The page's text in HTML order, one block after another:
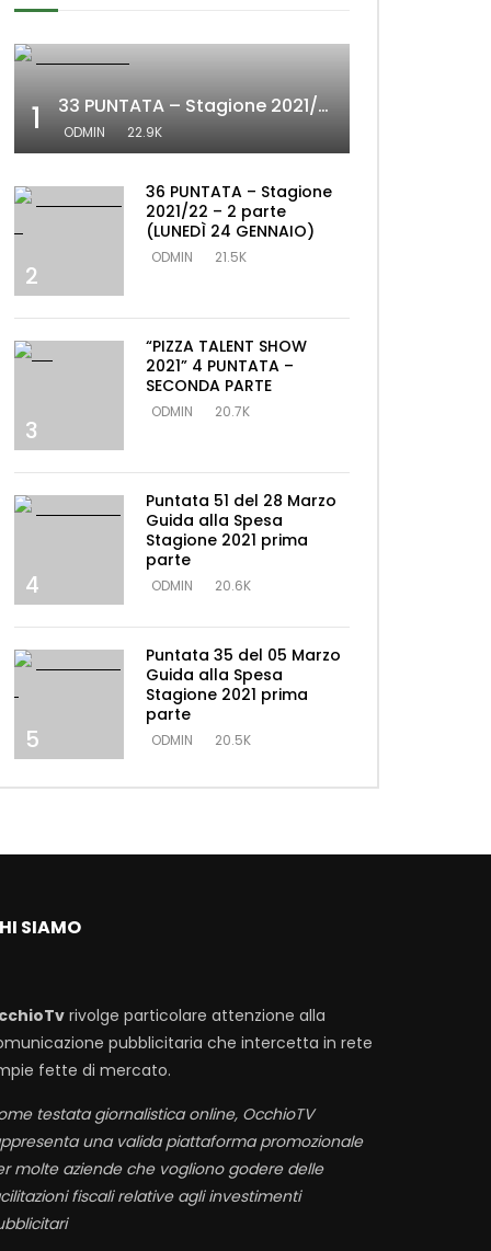
1 33 PUNTATA – Stagione 2021/22 – 2 parte (MERCOLEDÌ 19 GENNAIO)
ODMIN 22.9K
2
36 PUNTATA – Stagione
2021/22 – 2 parte
(LUNEDÌ 24 GENNAIO)
ODMIN 21.5K
3
“PIZZA TALENT SHOW
2021” 4 PUNTATA –
SECONDA PARTE
ODMIN 20.7K
4
Puntata 51 del 28 Marzo
Guida alla Spesa
Stagione 2021 prima
parte
ODMIN 20.6K
5
Puntata 35 del 05 Marzo
Guida alla Spesa
Stagione 2021 prima
parte
ODMIN 20.5K
SIAMO
rivolge particolare attenzione alla
pubblicitaria che intercetta in rete
fette di mercato.
testata giornalistica online, OcchioTV
una valida piattaforma promozionale
molte aziende che vogliono godere delle
fiscali relative agli investimenti